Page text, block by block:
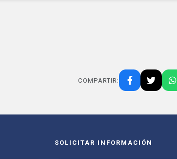
COMPARTIR:
SOLICITAR INFORMACIÓN